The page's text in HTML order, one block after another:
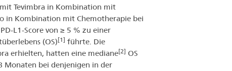
Tevimbra in Kombination mit
in Kombination mit Chemotherapie bei
L1-Score von ≥ 5 % zu einer
(OS)[1] führte. Die
erhielten, hatten eine mediane[2] OS
Monaten bei denjenigen in der